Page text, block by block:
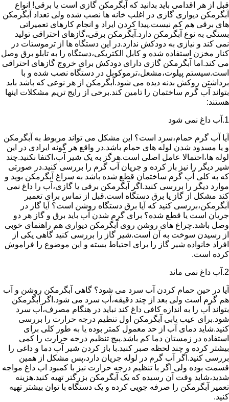
قبل از هر اقدامی باید بدانید که آبگرمکن گازی است یا برقی! انواع
آبگرمکن دیواری گازی در اغلب خانه ها نصب شده ولی تعداد آبگرمکن
های برقی هم کم نیست.پیدا کردن ایراد و انجام کارهای تعمیراتی
بستگی به نوع آبگرمکن دارد.آبگرمکن برقی،گازهای احتراقی تولید
نمی کند و نیازی به دودکش ندارد.در این دستگاه ها از ترموستات در
کنار مخزن استفاده شده و کابل الکتریکی،دستگاه را به تابلو برق وصل
می کند.اما آبگرمکن گازی دارای دودکش برای خروج گازهای احتراقی
است.سیستم پیلوت،مشعل،ترموکوبل در دستگاه نصب شده و با
برداشتن روکش بدنه دیده می شود.آبگرمکن از هر نوعی که باشد باید
بتواند آب گرم ساختمان را تامین کند.برخی از رایج تریم مشکلات اینها
هستند:
1.آب داغ نمی شود
آیا آب گرم حمام،سرد است؟ این مشکل می تواند مربوط به آبگرمکن
و یا مسدود شدن لوله های حمام باشد.در واقع هر گونه ایرادی در این
لوله ها،احتمالا عامل اصلی است.هرگز به یک شیر آب،اکتفا نکنید.چند
شیر دیگر را نیز باز کرده و جریان آب گرم را بررسی کنید.در صورتی
که به کلی آب گرم ساختمان قطع شده باشد به سراغ آبگرمکن بوید و
موارد دیگر را بررسی کنید.اگر آبگرمکن برقی یا گازی،آب را داغ نمی
کند مشکل از گاز یا برق دستگاه است.قبل از تماس برای تعمیر
آبگرمکن،بررسی کنید که آیا برق دستگاه روشن است؟ آیا گاز در
جریان است یا قطع شده؟ برای گرم شدن آب باید برق و گاز هر دو
وصل باشد.چراغ های روشن روی آبگرمکن دیواری هم راهنمای خوبی
از رسیدن سوخت به آن است.شیر گاز را بررسی کنید گاهی یکی از
افراد خانواده شیر گاز را برای احتیاط بسته و این موضوع را فراموش
کرده است.
2.آب داغ نمی ماند
آیا در حین حمام کردن آب سرد می شود؟ گاهی آبگرمکن روشن و آب
هم گرم است ولی بعد از چند دقیقه،آب سرد می شود.اگر آبگرمکن
بتواند آب را به اندازه کافی داغ کند نباید در هنگام مصرف،آب سرد
شود.برای عیب یابی آبگرمکن اول تنظیم درجه حرارت را بررسی
کنید.شاید دمای آب از حد معمول کمتر بوده یا به طور کلی برای
استفاده در زمستان دما کم باشد.پیچ تنظیم درجه حرارت را کمی
بیشتر کرده و چند لحظه صبر کنید.با باز کردن شیر آب دما و داغی را
بررسی کنید.اگر آب گرم در لوله جریان دارد،پس مشکل از همین
قسمت بوده ولی اگر با تنظیم درجه حرارت نیز با کمبود اب داغ مواجه
شدید،شاید وقت آن رسیده که یک آبگرمکن بزرگتر تهیه کنید.هزینه
تعمیر آبگرمکن را صرفه جویی کرده و یک دستگاه با توان بیشتر تهیه
کنید.